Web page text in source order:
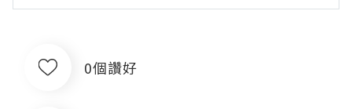
0個讚好